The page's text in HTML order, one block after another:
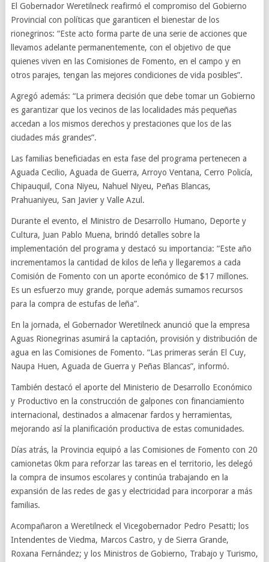
El Gobernador Weretilneck reafirmó el compromiso del Gobierno
Provincial con políticas que garanticen el bienestar de los
rionegrinos: “Este acto forma parte de una serie de acciones que
llevamos adelante permanentemente, con el objetivo de que
quienes viven en las Comisiones de Fomento, en el campo y en
otros parajes, tengan las mejores condiciones de vida posibles”.
Agregó además: “La primera decisión que debe tomar un Gobierno
es garantizar que los vecinos de las localidades más pequeñas
accedan a los mismos derechos y prestaciones que los de las
ciudades más grandes”.
Las familias beneficiadas en esta fase del programa pertenecen a
Aguada Cecilio, Aguada de Guerra, Arroyo Ventana, Cerro Policía,
Chipauquil, Cona Niyeu, Nahuel Niyeu, Peñas Blancas,
Prahuaniyeu, San Javier y Valle Azul.
Durante el evento, el Ministro de Desarrollo Humano, Deporte y
Cultura, Juan Pablo Muena, brindó detalles sobre la
implementación del programa y destacó su importancia: “Este año
incrementamos la cantidad de kilos de leña y llegaremos a cada
Comisión de Fomento con un aporte económico de $17 millones.
Es un esfuerzo muy grande, porque además sumamos recursos
para la compra de estufas de leña”.
En la jornada, el Gobernador Weretilneck anunció que la empresa
Aguas Rionegrinas asumirá la captación, provisión y distribución de
agua en las Comisiones de Fomento. “Las primeras serán El Cuy,
Naupa Huen, Aguada de Guerra y Peñas Blancas”, informó.
También destacó el aporte del Ministerio de Desarrollo Económico
y Productivo en la construcción de galpones con financiamiento
internacional, destinados a almacenar fardos y herramientas,
mejorando así la planificación productiva de estas comunidades.
Días atrás, la Provincia equipó a las Comisiones de Fomento con 20
camionetas 0km para reforzar las tareas en el territorio, les delegó
la compra de insumos escolares y continúa trabajando en la
expansión de las redes de gas y electricidad para incorporar a más
familias.
Acompañaron a Weretilneck el Vicegobernador Pedro Pesatti; los
Intendentes de Viedma, Marcos Castro, y de Sierra Grande,
Roxana Fernández; y los Ministros de Gobierno, Trabajo y Turismo,